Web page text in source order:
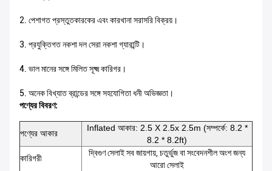
2. পেশাগত প্রস্তুতকারকের এবং কারখানা সরাসরি বিক্রয়।
3. প্রযুক্তিগত নকশা দল সেরা নকশা গ্যারান্টি।
4. ভাল মানের সঙ্গে মিলিত সূক্ষ্ম কারিগর।
5. অনেক বিখ্যাত ব্রান্ডের সঙ্গে সহযোগিতা ধনী অভিজ্ঞতা।
পণ্যের বিবরণ:
পণ্যের আকার
Inflated আকার: 2.5 X 2.5x 2.5m (সম্পর্কে: 8.2 *
8.2 * 8.2ft)
কারিগরী
দ্বিগুণ সেলাই সব জায়গায়, চতুর্ভুজ বা সংবেদনশীল অংশ জন্য
আরো সেলাই